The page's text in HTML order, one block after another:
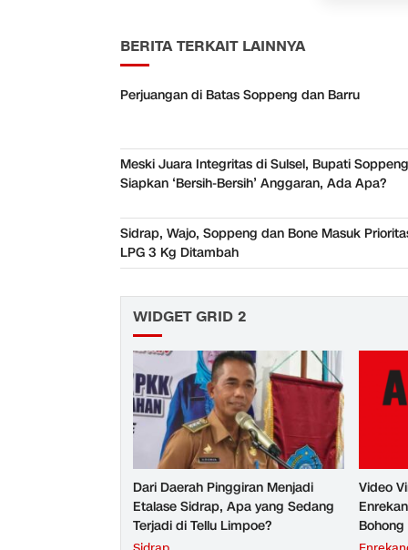
BERITA TERKAIT LAINNYA
Perjuangan di Batas Soppeng dan Barru
Meski Juara Integritas di Sulsel, Bupati
Siapkan ‘Bersih-Bersih’ Anggaran, Ada Apa?
Sidrap, Wajo, Soppeng dan Bone Masuk
LPG 3 Kg Ditambah
WIDGET GRID 2
Dari Daerah Pinggiran Menjadi
Etalase Sidrap, Apa yang Sedang
Terjadi di Tellu Limpoe?
Video
Bohong